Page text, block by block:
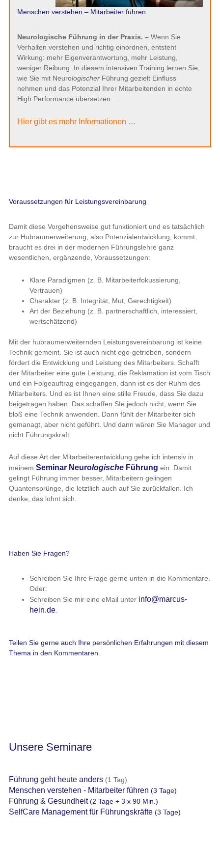
Menschen verstehen – Mitarbeiter führen
Neurologische Führung in der Praxis. – Wenn Sie
Verhalten verstehen und richtig einordnen, entsteht
Wirkung: mehr Eigenverantwortung, mehr Leistung,
weniger Reibung. In diesem intensiven Training lernen Sie,
wie Sie mit NeurologischerFührung gezielt Einfluss
nehmen und das Potenzial Ihrer Mitarbeitenden in echte
High Performance übersetzen.
Hier gibt es mehr Informationen …
Voraussetzungen für Leistungsvereinbarung
Damit diese Vorgehensweise gut funktioniert und es tatsächlich
zur Hubraumerweiterung, also Potenzialentwicklung, kommt,
braucht es drei in der modernen Führungslehre ganz
wesentlichen, ergänzende, Voraussetzungen:
Klare Paradigmen (z. B. Mitarbeiterfokussierung,
Vertrauen)
Charakter (z. B. Integrität, Mut, Gerechtigkeit)
Art der Beziehung (z. B. partnerschaftlich, interessiert,
wertschätzend)
Mit der hubraumerweiternden Leistungsvereinbarung ist keine
Technik gemeint. Sie ist auch nicht ego-getrieben, sondern
fördert die Entwicklung und Leistung des Mitarbeiters. Schafft
der Mitarbeiter eine gute Leistung, die Reklamation ist vom Tisch
und ein Folgeauftrag eingegangen, dann ist es der Ruhm des
Mitarbeiters. Und es ist Ihnen eine stille Freude, dass Sie dazu
beigetragen haben. Das schaffen SIe jedoch nicht, wenn Sie
bloß eine Technik anwenden. Dann fühlt der Mitarbeiter sich
gemanagt, aber nicht geführt. Und dann wären Sie Manager und
nicht Führungskraft.
Auf diese Art der Mitarbeiterentwicklung gehe ich intensiv in
meinem Seminar Neurologische Führung ein. Damit
gelingt Führung immer besser, Mitarbeitern gelingen
Quantensprünge, die letztlich auch auf Sie zurückfallen. Ich
denke, das lohnt sich.
Haben Sie Fragen?
Schreiben Sie Ihre Frage gerne unten in die Kommentare.
Oder:
Schreiben Sie mir eine eMail unter info@marcus-
hein.de.
Teilen Sie gerne auch Ihre persönlichen Erfahrungen mit diesem
Thema in den Kommentaren.
Unsere Seminare
Führung geht heute anders(1 Tag)
Menschen verstehen - Mitarbeiter führen (3 Tage)
Führung & Gesundheit(2 Tage + 3 x 90 Min.)
SelfCare Management für Führungskräfte(3 Tage)